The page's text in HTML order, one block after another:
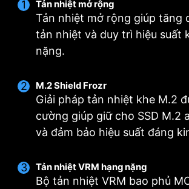
Tản nhiệt mở rộng
Tản nhiệt mở rộng giúp tăng
tản nhiệt và duy trì hiệu suất
nặng.
M.2 Shield Frozr
Giải pháp tản nhiệt khe M.2
cường giúp giữ cho SSD M.2
và đảm bảo hiệu suất đáng
Tản nhiệt VRM hạng nặng
Bộ tản nhiệt VRM bao phủ
Nhiều lựa chọn thiết
Quạt thông minh & Quạt điều
Thiết lập người dùng